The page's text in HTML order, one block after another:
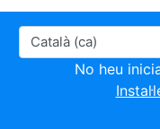
Idioma
No heu